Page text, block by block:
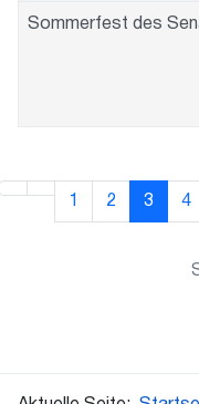
Sommerfest des
1 2 3 4